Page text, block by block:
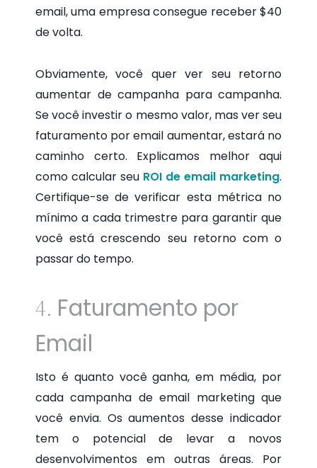
email, uma empresa consegue receber $40
de volta.
Obviamente, você quer ver seu retorno
aumentar de campanha para campanha.
Se você investir o mesmo valor, mas ver seu
faturamento por email aumentar, estará no
caminho certo. Explicamos melhor aqui
como calcular seu ROI de email marketing.
Certifique-se de verificar esta métrica no
mínimo a cada trimestre para garantir que
você está crescendo seu retorno com o
passar do tempo.
4. Faturamento por
Email
Isto é quanto você ganha, em média, por
cada campanha de email marketing que
você envia. Os aumentos desse indicador
tem o potencial de levar a novos
desenvolvimentos em outras áreas. Por